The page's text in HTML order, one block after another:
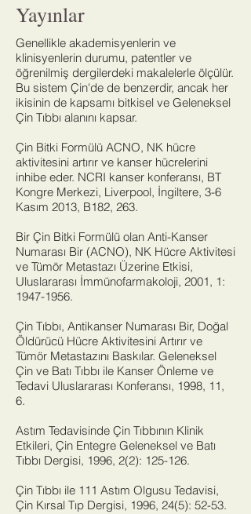
Yayınlar
Genellikle akademisyenlerin ve
klinisyenlerin durumu, patentler ve
öğrenilmiş dergilerdeki makalelerle ölçülür.
Bu sistem Çin'de de benzerdir, ancak her
ikisinin de kapsamı bitkisel ve Geleneksel
Çin Tıbbı alanını kapsar.
Çin Bitki Formülü ACNO, NK hücre
aktivitesini artırır ve kanser hücrelerini
inhibe eder. NCRI kanser konferansı, BT
Kongre Merkezi, Liverpool, İngiltere, 3-6
Kasım 2013, B182, 263.
Bir Çin Bitki Formülü olan Anti-Kanser
Numarası Bir (ACNO), NK Hücre Aktivitesi
ve Tümör Metastazı Üzerine Etkisi,
Uluslararası İmmünofarmakoloji, 2001, 1:
1947-1956.
Çin Tıbbı, Antikanser Numarası Bir, Doğal
Öldürücü Hücre Aktivitesini Artırır ve
Tümör Metastazını Baskılar. Geleneksel
Çin ve Batı Tıbbı ile Kanser Önleme ve
Tedavi Uluslararası Konferansı, 1998, 11,
6.
Astım Tedavisinde Çin Tıbbının Klinik
Etkileri, Çin Entegre Geleneksel ve Batı
Tıbbı Dergisi, 1996, 2(2): 125-126.
Çin Tıbbı ile 111 Astım Olgusu Tedavisi,
Çin Kırsal Tıp Dergisi, 1996, 24(5): 52-53.